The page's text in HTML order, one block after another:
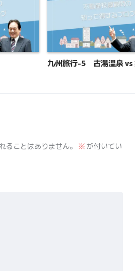
九州旅行-5 古湯温泉 vs
ることはありません。 ※が付いてい